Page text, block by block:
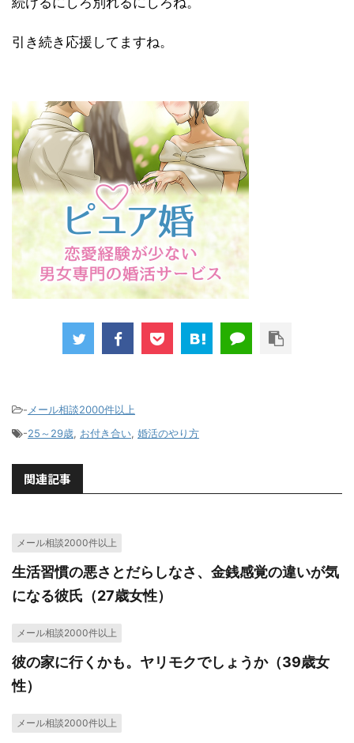
引き続き応援してますね。
- メール相談2000件以上
-25～29歳, お付き合い, 婚活のやり方
関連記事
メール相談2000件以上
生活習慣の悪さとだらしなさ、金銭感覚の違いが気
になる彼氏（27歳女性）
メール相談2000件以上
彼の家に行くかも。ヤリモクでしょうか（39歳女
性）
メール相談2000件以上